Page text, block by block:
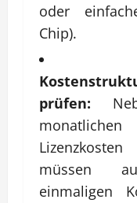
oder
Chip).
prüfen:
monatlichen
müssen
einmaligen